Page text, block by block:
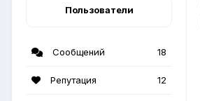
Пользователи
Сообщений 18
Репутация 12